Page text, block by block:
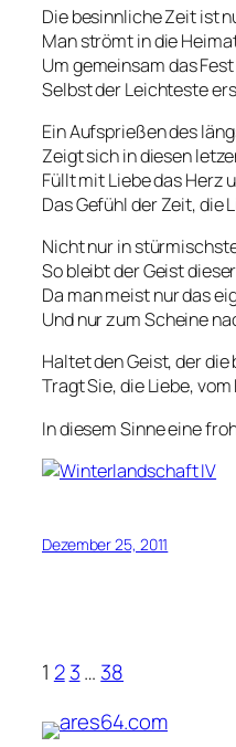
Die besinnliche Zeit ist
Man strömt in die
Um gemeinsam das
Selbst der Leichteste
Ein Aufsprießen des
Zeigt sich in diesen
Füllt mit Liebe das Herz
Das Gefühl der Zeit, die
Nicht nur in
So bleibt der Geist
Da man meist nur das
Und nur zum Scheine
Haltet den Geist, der
Tragt Sie, die Liebe,
In diesem Sinne eine
Dezember 25, 2011
1 2 3… 38